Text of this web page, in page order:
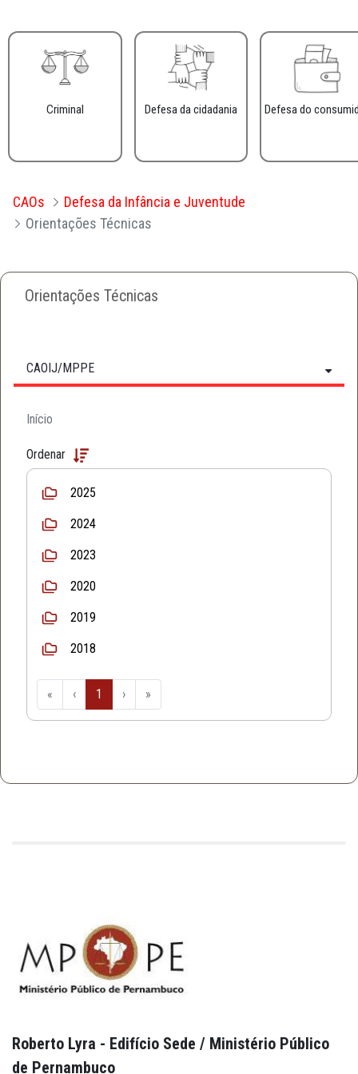
Criminal Defesa da cidadania Defesa do
CAOs
Defesa da Infância e Juventude
Orientações Técnicas
Orientações Técnicas
CAOIJ/MPPE
Início
Ordenar
2025
2024
2023
2020
2019
2018
« ‹ 1 › »
Roberto Lyra - Edifício Sede / Ministério Público
de Pernambuco